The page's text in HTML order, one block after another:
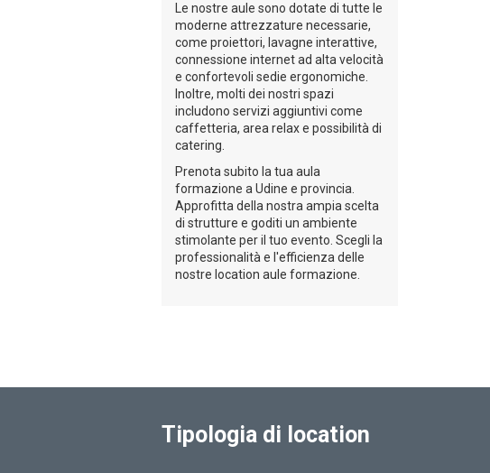
Le nostre aule sono dotate di tutte le
moderne attrezzature necessarie,
come proiettori, lavagne interattive,
connessione internet ad alta velocità
e confortevoli sedie ergonomiche.
Inoltre, molti dei nostri spazi
includono servizi aggiuntivi come
caffetteria, area relax e possibilità di
catering.
Prenota subito la tua aula
formazione a Udine e provincia.
Approfitta della nostra ampia scelta
di strutture e goditi un ambiente
stimolante per il tuo evento. Scegli la
professionalità e l'efficienza delle
nostre location aule formazione.
Tipologia di location